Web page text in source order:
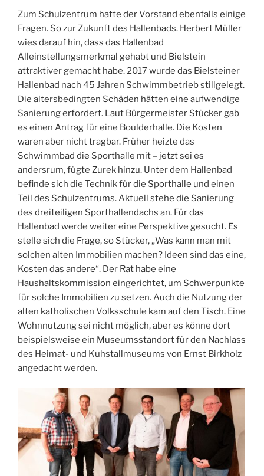
Zum Schulzentrum hatte der Vorstand ebenfalls einige
Fragen. So zur Zukunft des Hallenbads. Herbert Müller
wies darauf hin, dass das Hallenbad
Alleinstellungsmerkmal gehabt und Bielstein
attraktiver gemacht habe. 2017 wurde das Bielsteiner
Hallenbad nach 45 Jahren Schwimmbetrieb stillgelegt.
Die altersbedingten Schäden hätten eine aufwendige
Sanierung erfordert. Laut Bürgermeister Stücker gab
es einen Antrag für eine Boulderhalle. Die Kosten
waren aber nicht tragbar. Früher heizte das
Schwimmbad die Sporthalle mit – jetzt sei es
andersrum, fügte Zurek hinzu. Unter dem Hallenbad
befinde sich die Technik für die Sporthalle und einen
Teil des Schulzentrums. Aktuell stehe die Sanierung
des dreiteiligen Sporthallendachs an. Für das
Hallenbad werde weiter eine Perspektive gesucht. Es
stelle sich die Frage, so Stücker, „Was kann man mit
solchen alten Immobilien machen? Ideen sind das eine,
Kosten das andere“. Der Rat habe eine
Haushaltskommission eingerichtet, um Schwerpunkte
für solche Immobilien zu setzen. Auch die Nutzung der
alten katholischen Volksschule kam auf den Tisch. Eine
Wohnnutzung sei nicht möglich, aber es könne dort
beispielsweise ein Museumsstandort für den Nachlass
des Heimat- und Kuhstallmuseums von Ernst Birkholz
angedacht werden.